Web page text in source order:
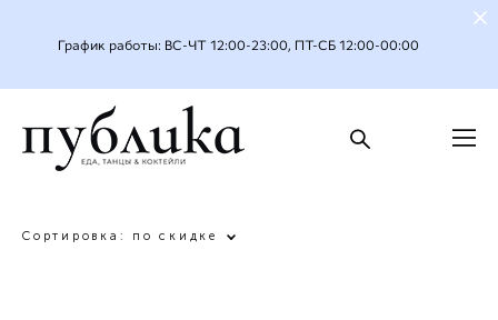
График работы: ВС-ЧТ 12:00-23:00, ПТ-СБ 12:00-00:00
Сортировка: по скидке